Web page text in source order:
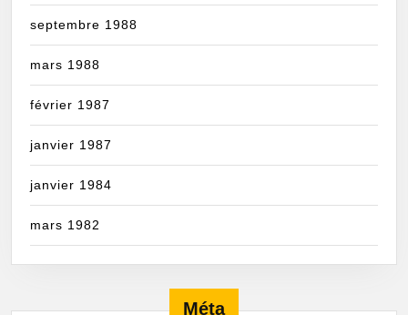
septembre 1988
mars 1988
février 1987
janvier 1987
janvier 1984
mars 1982
Méta